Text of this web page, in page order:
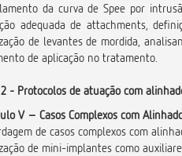
da curva de Spee por
adequada de attachments,
de levantes de mordida,
de aplicação no tratamento.
2 - Protocolos de atuação com
V – Casos Complexos com
de casos complexos com
de mini-implantes como